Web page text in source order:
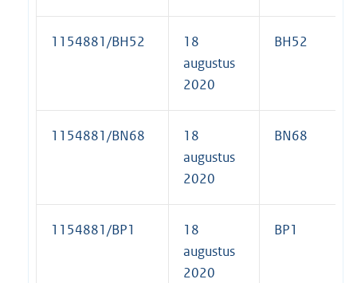
1154881/BH52
18
augustus
2020
BH52
1154881/BN68
18
augustus
2020
BN68
1154881/BP1
18
augustus
2020
BP1